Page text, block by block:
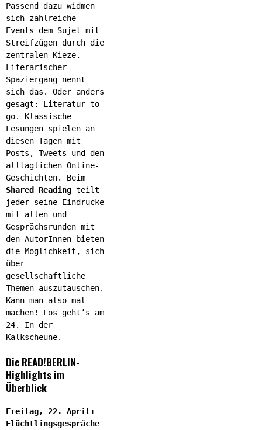
Passend dazu widmen
sich zahlreiche
Events dem Sujet mit
Streifzügen durch die
zentralen Kieze.
Literarischer
Spaziergang nennt
sich das. Oder anders
gesagt: Literatur to
go. Klassische
Lesungen spielen an
diesen Tagen mit
Posts, Tweets und den
alltäglichen Online-
Geschichten. Beim
Shared Reading teilt
jeder seine Eindrücke
mit allen und
Gesprächsrunden mit
den AutorInnen bieten
die Möglichkeit, sich
über
gesellschaftliche
Themen auszutauschen.
Kann man also mal
machen! Los geht’s am
24. In der
Kalkscheune.
Die READ!BERLIN-
Highlights im
Überblick
Freitag, 22. April:
Flüchtlingsgespräche